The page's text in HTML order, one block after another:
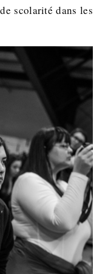
scolarité dans les